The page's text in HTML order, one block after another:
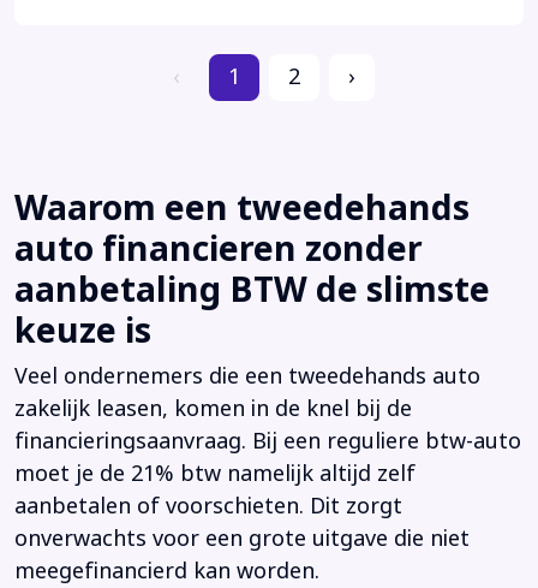
‹ 1 2 ›
Waarom een tweedehands
auto financieren zonder
aanbetaling BTW de slimste
keuze is
Veel ondernemers die een tweedehands auto
zakelijk leasen, komen in de knel bij de
financieringsaanvraag. Bij een reguliere btw-auto
moet je de 21% btw namelijk altijd zelf
aanbetalen of voorschieten. Dit zorgt
onverwachts voor een grote uitgave die niet
meegefinancierd kan worden.